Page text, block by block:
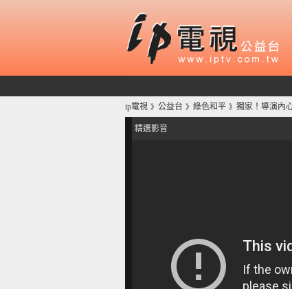
ip電視 》 公益台 》 綠色和平 》 獨家！導演內
精選影音